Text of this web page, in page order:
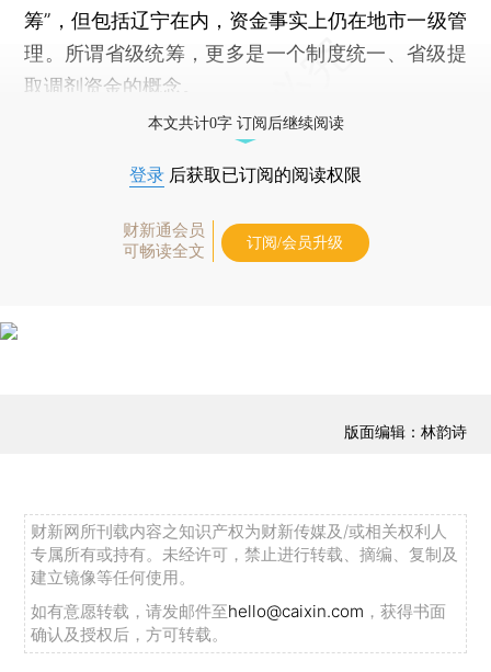
筹”，但包括辽宁在内，资金事实上仍在地市一级管
理。所谓省级统筹，更多是一个制度统一、省级提
取调剂资金的概念。
本文共计0字 订阅后继续阅读
登录 后获取已订阅的阅读权限
财新通会员
可畅读全文
订阅/会员升级
版面编辑：林韵诗
财新网所刊载内容之知识产权为财新传媒及/或相关权利人
专属所有或持有。未经许可，禁止进行转载、摘编、复制及
建立镜像等任何使用。
如有意愿转载，请发邮件至hello@caixin.com ，获得书面
确认及授权后，方可转载。